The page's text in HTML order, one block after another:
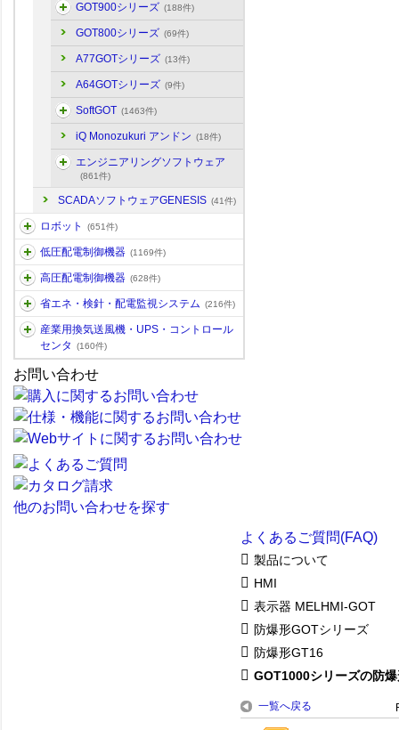
GOT900シリーズ (188件)
GOT800シリーズ (69件)
A77GOTシリーズ (13件)
A64GOTシリーズ (9件)
SoftGOT (1463件)
iQ Monozukuri アンドン (18件)
エンジニアリングソフトウェア
(861件)
SCADAソフトウェアGENESIS (41件)
ロボット (651件)
低圧配電制御機器 (1169件)
高圧配電制御機器 (628件)
省エネ・検針・配電監視システム (216件)
産業用換気送風機・UPS・コントロール
センタ
(160件)
お問い合わせ
他のお問い合わせを探す
よくあるご質問(FAQ)
製品について
HMI
表示器 MELHMI-GOT
防爆形GOTシリーズ
防爆形GT16
GOT1000シリーズの防
一覧へ戻る